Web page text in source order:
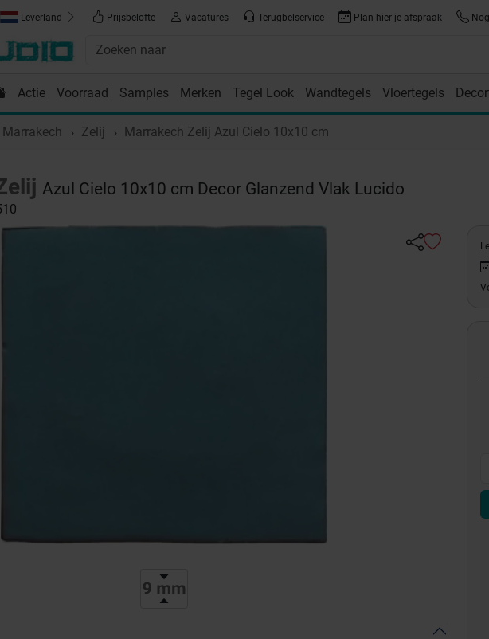
Leverland Prijsbelofte Vacatures Terugbelservice Plan hier je afspraak Nog
Actie Voorraad Samples Merken Tegel Look Wandtegels Vloertegels
en Inspiratie Showroom
Marrakech Zelij Marrakech Zelij Azul Cielo 10x10 cm
Azul Cielo 10x10 cm Decor Glanzend Vlak Lucido